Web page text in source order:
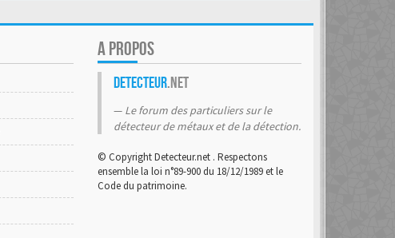
A PROPOS
Detecteur.net
Le forum des particuliers sur le
détecteur de métaux et de la détection.
© Copyright Detecteur.net . Respectons
ensemble la loi n°89-900 du 18/12/1989 et le
Code du patrimoine.